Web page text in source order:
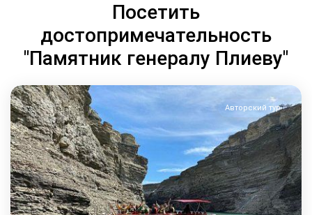
Посетить
достопримечательность
"Памятник генералу Плиеву"
Авторский тур